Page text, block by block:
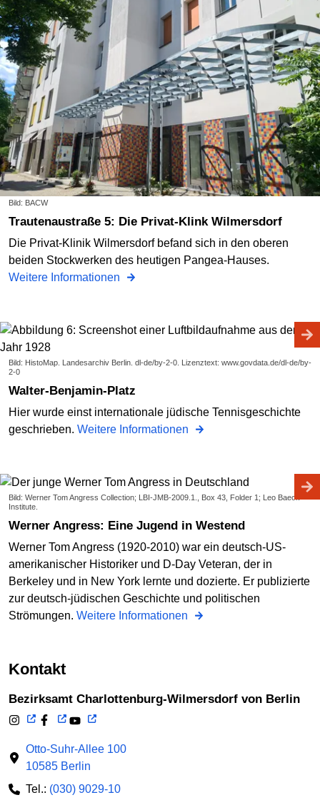
Bild: BACW
Trautenaustraße 5: Die Privat-Klink Wilmersdorf
Die Privat-Klinik Wilmersdorf befand sich in den oberen
beiden Stockwerken des heutigen Pangea-Hauses.
Weitere Informationen
Bild: HistoMap. Landesarchiv Berlin. dl-de/by-2-0. Lizenztext: www.govdata.de/dl-de/by-
2-0
Walter-Benjamin-Platz
Hier wurde einst internationale jüdische Tennisgeschichte
geschrieben. Weitere Informationen
Bild: Werner Tom Angress Collection; LBI-JMB-2009.1., Box 43, Folder 1; Leo Baeck
Institute.
Werner Angress: Eine Jugend in Westend
Werner Tom Angress (1920-2010) war ein deutsch-US-
amerikanischer Historiker und D-Day Veteran, der in
Berkeley und in New York lernte und dozierte. Er publizierte
zur deutsch-jüdischen Geschichte und politischen
Strömungen. Weitere Informationen
Kontakt
Bezirksamt Charlottenburg-Wilmersdorf von Berlin
Otto-Suhr-Allee 100
10585 Berlin
Tel.: (030) 9029-10